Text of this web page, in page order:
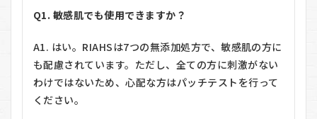
Q1. 敏感肌でも使用できますか？
A1. はい。RIAHSは7つの無添加処方で、敏感肌の方に
も配慮されています。ただし、全ての方に刺激がない
わけではないため、心配な方はパッチテストを行って
ください。